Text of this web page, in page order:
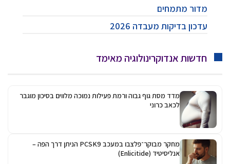
מדור מתמחים
עדכון בדיקות מעבדה 2026
חדשות אנדוקרינולוגיה מאימד
מדד מסת גוף גבוה ורמת פעילות נמוכה מלווים בסיכון מוגבר
לכאב כרוני
מחקר מבוקר־פלצבו במעכב PCSK9 הניתן דרך הפה –
אנליסיטיד (Enlicitide)